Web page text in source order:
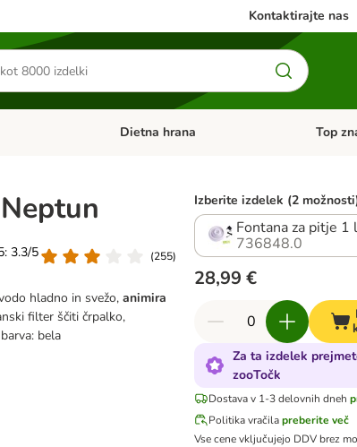
Kontaktirajte nas
meni kategorij: Male živaliOdprite meni kategorij: Ptice
Dietna hrana Odprite
Top
3.3/5
(255)
hladno in svežo, animira
filter ščiti črpalko,
bela
Izberite izdelek (2
Fontana za pitje 1
736848.0
28,99 €
Za ta izdelek
zooTočk
Dostava v 1-3 delovnih dneh
Politika vračila preberite več
Vse cene vključujejo DDV brez